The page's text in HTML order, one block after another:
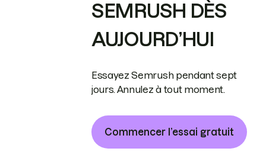
SEMRUSH DÈS
AUJOURD’HUI
Essayez Semrush pendant sept
jours. Annulez à tout moment.
Commencer l’essai gratuit